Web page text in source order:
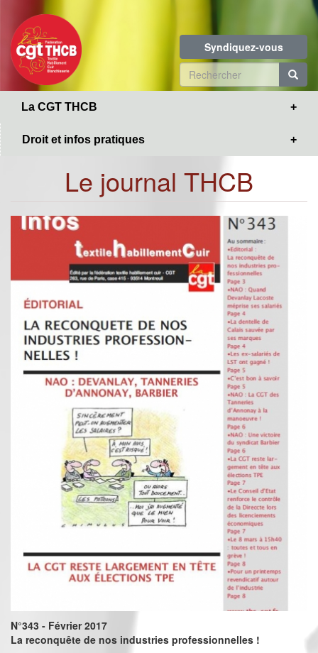
contenu
principal
Syndiquez-vous
Formulaire
de
La CGT THCB
Droit et infos pratiques
Le journal THCB
N°343 - Février 2017
La reconquête de nos industries professionnelles !